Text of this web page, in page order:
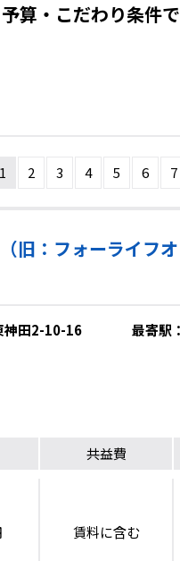
算・こだわり条件
1 2 3 4 5 6 7
：フォーライフオ
神田2-10-16
最寄駅 ：
共益費
賃料に含む